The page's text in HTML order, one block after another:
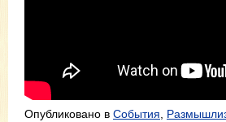
Опубликовано в События,